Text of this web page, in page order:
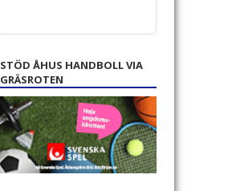
STÖD ÅHUS HANDBOLL VIA
GRÄSROTEN